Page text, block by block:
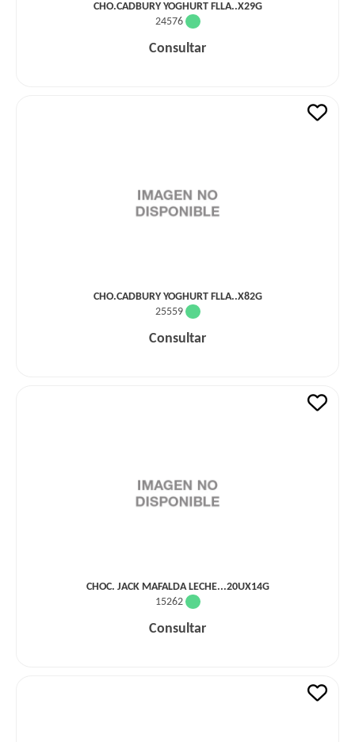
CHO.CADBURY YOGHURT FLLA..X29G
24576
Consultar
CHO.CADBURY YOGHURT FLLA..X82G
25559
Consultar
CHOC. JACK MAFALDA LECHE...20UX14G
15262
Consultar